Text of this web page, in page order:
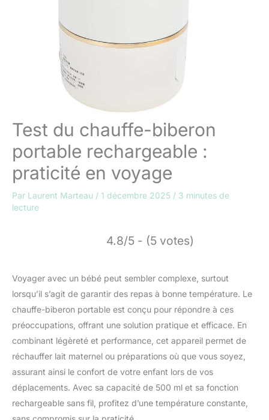
Test du chauffe-biberon
portable rechargeable :
praticité en voyage
Par Laurent Marteau / 1 décembre 2025 / 3 minutes de
lecture
4.8/5 - (5 votes)
Voyager avec un bébé peut sembler complexe, surtout
lorsqu’il s’agit de garantir des repas à bonne température. Le
chauffe-biberon portable est conçu pour répondre à ces
préoccupations, offrant une solution pratique et efficace. En
combinant légèreté et performance, cet appareil permet de
réchauffer lait maternel ou préparations où que vous soyez,
assurant ainsi le confort de votre enfant lors de vos
déplacements. Avec sa capacité de 500 ml et sa fonction
rechargeable sans fil, profitez d’une température constante,